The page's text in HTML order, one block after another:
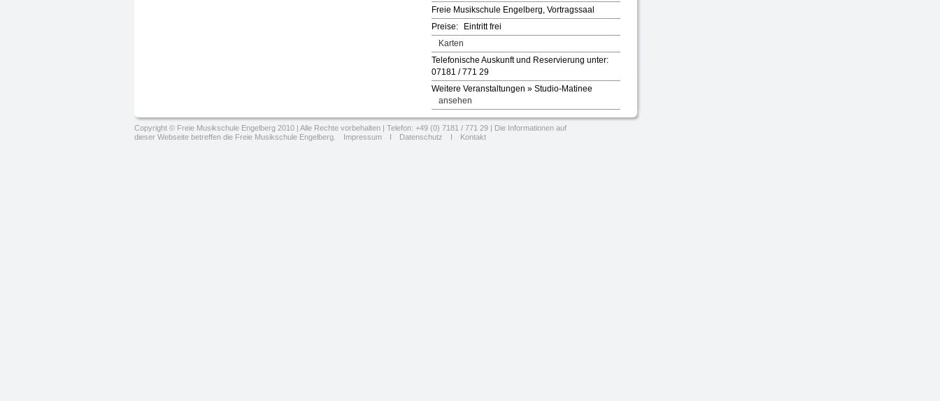
Freie Musikschule Engelberg, Vortragssaal
Preise:
Eintritt frei
Karten
Telefonische Auskunft und Reservierung unter:
07181 / 771 29
Weitere Veranstaltungen » Studio-Matinee
ansehen
Copyright © Freie Musikschule Engelberg 2010 | Alle Rechte vorbehalten | Telefon: +49 (0) 7181 / 771 29 | Die Informationen auf
dieser Webseite betreffen die Freie Musikschule Engelberg.
Impressum I Datenschutz I Kontakt